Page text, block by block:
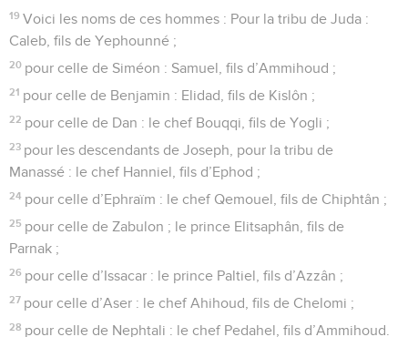
19 Voici les noms de ces hommes : Pour la tribu de Juda :
Caleb, fils de Yephounné ;
20 pour celle de Siméon : Samuel, fils d’Ammihoud ;
21 pour celle de Benjamin : Elidad, fils de Kislôn ;
22 pour celle de Dan : le chef Bouqqi, fils de Yogli ;
23 pour les descendants de Joseph, pour la tribu de
Manassé : le chef Hanniel, fils d’Ephod ;
24 pour celle d’Ephraïm : le chef Qemouel, fils de Chiphtân ;
25 pour celle de Zabulon ; le prince Elitsaphân, fils de
Parnak ;
26 pour celle d’Issacar : le prince Paltiel, fils d’Azzân ;
27 pour celle d’Aser : le chef Ahihoud, fils de Chelomi ;
28 pour celle de Nephtali : le chef Pedahel, fils d’Ammihoud.